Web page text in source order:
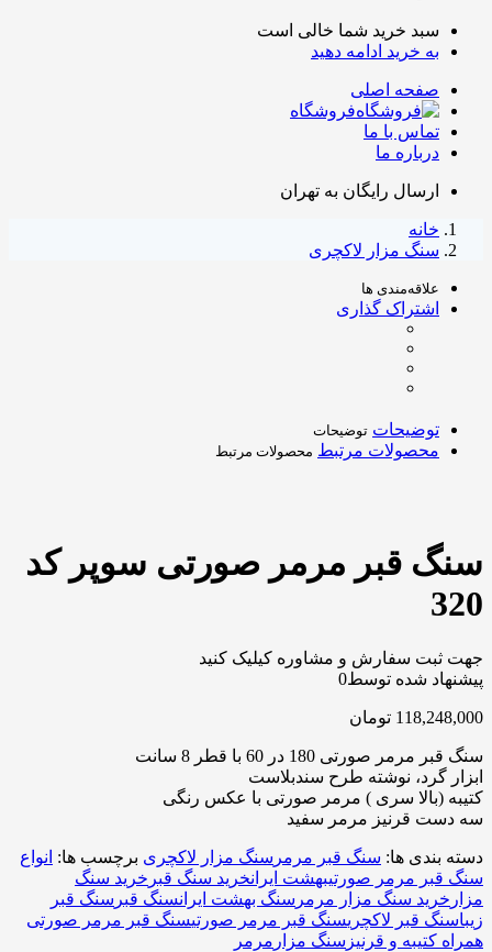
سبد خرید شما خالی است
به خرید ادامه دهید
صفحه اصلی
فروشگاه
تماس با ما
درباره ما
ارسال رایگان به تهران
خانه
سنگ مزار لاکچری
علاقه‌مندی ها
اشتراک گذاری
توضیحات توضیحات
محصولات مرتبط محصولات مرتبط
سنگ قبر مرمر صورتی سوپر کد
320
جهت ثبت سفارش و مشاوره کیلیک کنید
پیشنهاد شده توسط0
118,248,000 تومان
سنگ قبر مرمر صورتی 180 در 60 با قطر 8 سانت
ابزار گرد، نوشته طرح سندبلاست
کتیبه (بالا سری ) مرمر صورتی با عکس رنگی
سه دست قرنیز مرمر سفید
دسته بندی ها: سنگ قبر مرمر سنگ مزار لاکچری برچسب ها: انواع
سنگ قبر مرمر صورتیبهشت ایرانخرید سنگ قبر خرید سنگ
مزار خرید سنگ مزار مرمر سنگ بهشت ایرانسنگ قبر سنگ قبر
زیباسنگ قبر لاکچریسنگ قبر مرمر صورتیسنگ قبر مرمر صورتی
همراه کتیبه و قرنیز سنگ مزار مرمر